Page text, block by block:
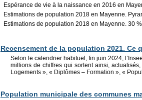
Espérance de vie à la naissance en 2016 en
Estimations de population 2018 en Mayenne.
Estimations de population 2018 en Mayenne. 30
Recensement de la population 2021. Ce
Selon le calendrier habituel, fin juin 2024,
millions de chiffres qui sortent ainsi,
Logements », « Diplômes – Formation », «
Population municipale des communes